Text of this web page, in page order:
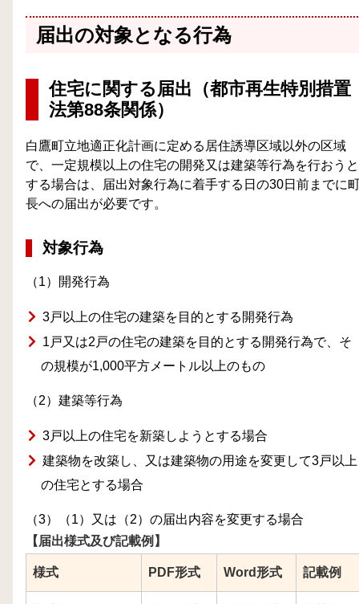
届出の対象となる行為
住宅に関する届出（都市再生特別措置
法第88条関係）
白鷹町立地適正化計画に定める居住誘導区域以外の区域
で、一定規模以上の住宅の開発又は建築等行為を行おうと
する場合は、届出対象行為に着手する日の30日前までに
長への届出が必要です。
対象行為
（1）開発行為
3戸以上の住宅の建築を目的とする開発行為
1戸又は2戸の住宅の建築を目的とする開発行為で、そ
の規模が1,000平方メートル以上のもの
（2）建築等行為
3戸以上の住宅を新築しようとする場合
建築物を改築し、又は建築物の用途を変更して3戸以上
の住宅とする場合
（3）（1）又は（2）の届出内容を変更する場合
【届出様式及び記載例】
様式 PDF形式 Word形式 記載例